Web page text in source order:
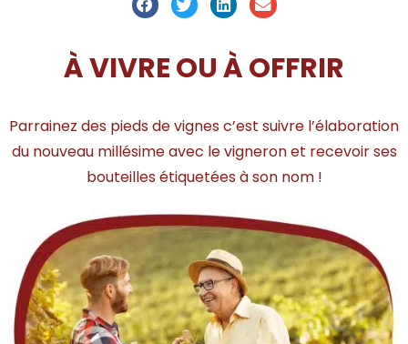
À VIVRE OU À OFFRIR
Parrainez des pieds de vignes c’est suivre l’élaboration
du nouveau millésime avec le vigneron et recevoir ses
bouteilles étiquetées à son nom !